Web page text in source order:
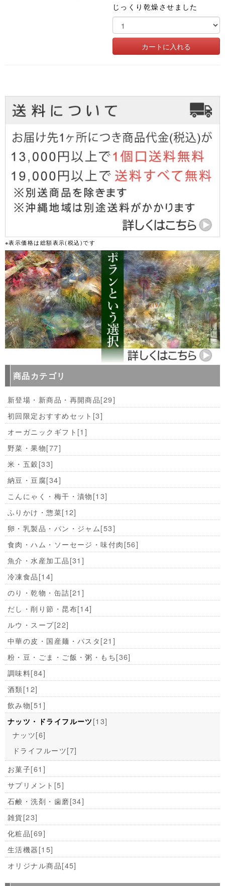
じっくり乾燥させました
※表示価格は総額表示(税込)です
商品カテゴリ
新登場・新商品・再開商品[29]
初回限定おすすめセット [3]
オーガニックギフト [1]
野菜・果物[77]
米・五穀[33]
納豆・豆腐[34]
こんにゃく・梅干・漬物[13]
ふりかけ・惣菜[12]
卵・乳製品・パン・ジャム[53]
食肉・ハム・ソーセージ・味付肉[56]
魚介・水産加工品[31]
冷凍食品[14]
のり・乾物・缶詰[21]
だし・削り節・昆布[14]
ルウ・スープ[22]
中華の皮・国産麺・パスタ[21]
粉・豆・ごま・ご飯・粥・もち[36]
調味料[84]
酒類[12]
飲み物[51]
ナッツ・ドライフルーツ [13]
ナッツ[6]
ドライフルーツ[7]
お菓子[61]
サプリメント [5]
石鹸・洗剤・歯磨[34]
雑貨[23]
化粧品[69]
生活機器[15]
オリジナル商品[45]